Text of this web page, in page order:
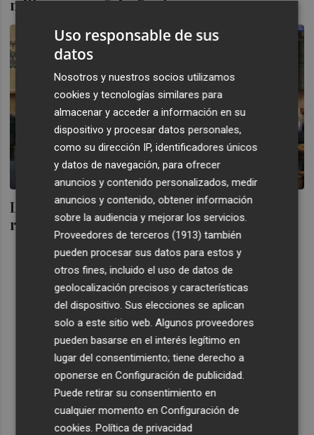
millones con CaixaBank
La socimi Axiare, antes Alza Real Estate,
recorta un 39,5% sus pérdidas
Uso responsable de sus
datos
Nosotros y nuestros socios utilizamos
cookies y tecnologías similares para
almacenar y acceder a información en su
dispositivo y procesar datos personales,
como su dirección IP, identificadores únicos
y datos de navegación, para ofrecer
anuncios y contenido personalizados, medir
anuncios y contenido, obtener información
sobre la audiencia y mejorar los servicios.
Proveedores de terceros (1913) también
pueden procesar sus datos para estos y
otros fines, incluido el uso de datos de
geolocalización precisos y características
del dispositivo. Sus elecciones se aplican
solo a este sitio web. Algunos proveedores
pueden basarse en el interés legítimo en
lugar del consentimiento; tiene derecho a
oponerse enConfiguración de publicidad
Puede retirar su consentimiento en
cualquier momento enConfiguración de
cookies .Política de privacidad